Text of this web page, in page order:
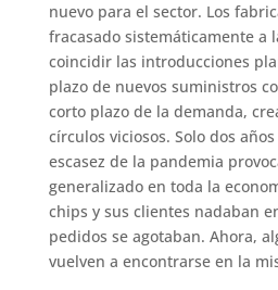
nuevo para el sector. Los
fracasado sistemáticamente a
coincidir las introducciones
plazo de nuevos suministros
corto plazo de la demanda,
círculos viciosos. Solo dos
escasez de la pandemia
generalizado en toda la
chips y sus clientes nadaban
pedidos se agotaban. Ahora,
vuelven a encontrarse en la